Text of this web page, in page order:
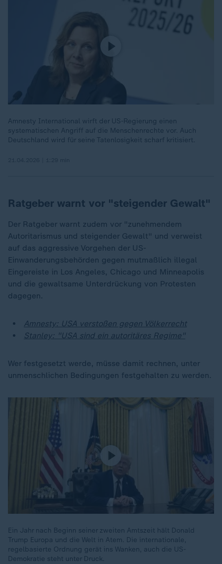
Amnesty International wirft der US-Regierung einen
systematischen Angriff auf die Menschenrechte vor. Auch
Deutschland wird für seine Tatenlosigkeit scharf kritisiert.
Ratgeber warnt vor "steigender Gewalt"
Der Ratgeber warnt zudem vor "zunehmendem
Autoritarismus und steigender Gewalt" und verweist
auf das aggressive Vorgehen der US-
Einwanderungsbehörden gegen mutmaßlich illegal
Eingereiste in Los Angeles, Chicago und Minneapolis
und die gewaltsame Unterdrückung von Protesten
dagegen.
Amnesty: USA verstoßen gegen Völkerrecht
Stanley: "USA sind ein autoritäres Regime"
Wer festgesetzt werde, müsse damit rechnen, unter
unmenschlichen Bedingungen festgehalten zu werden.
Ein Jahr nach Beginn seiner zweiten Amtszeit hält Donald
Trump Europa und die Welt in Atem. Die internationale,
regelbasierte Ordnung gerät ins Wanken, auch die US-
Demokratie steht unter Druck.